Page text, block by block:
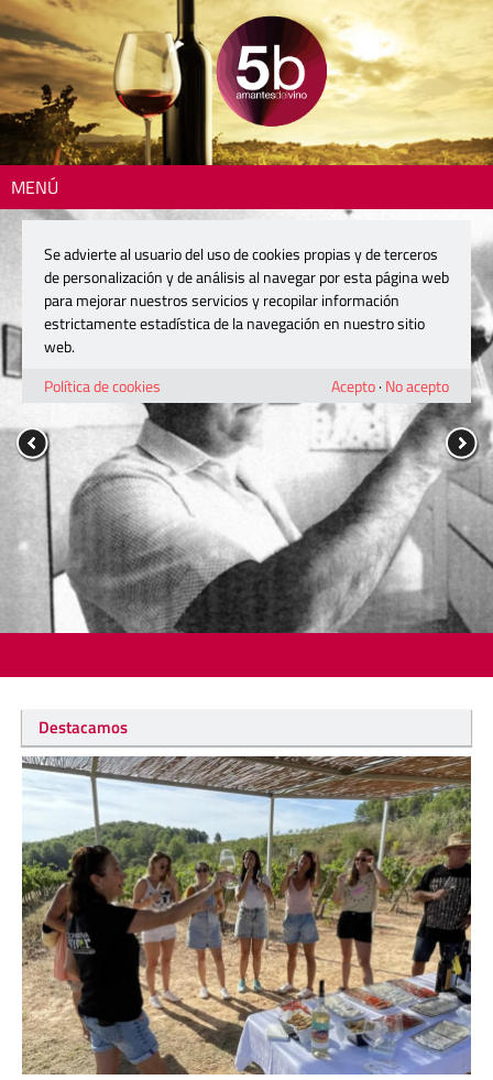
MENÚ
Destacamos
Se advierte al usuario del uso de cookies propias y de terceros
de personalización y de análisis al navegar por esta página web
para mejorar nuestros servicios y recopilar información
estrictamente estadística de la navegación en nuestro sitio
web.
Política de cookies
Acepto· No acepto